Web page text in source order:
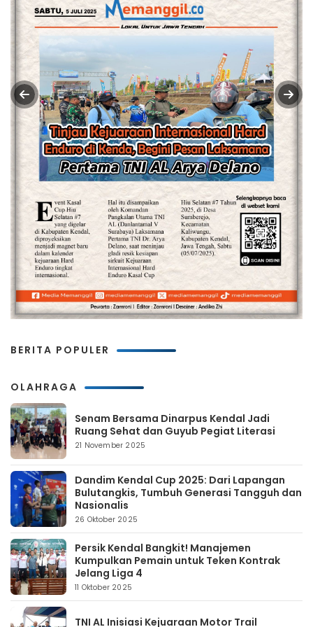
BERITA POPULER
OLAHRAGA
Senam Bersama Dinarpus Kendal Jadi
Ruang Sehat dan Guyub Pegiat Literasi
21 November 2025
Dandim Kendal Cup 2025: Dari Lapangan
Bulutangkis, Tumbuh Generasi Tangguh dan
Nasionalis
26 Oktober 2025
Persik Kendal Bangkit! Manajemen
Kumpulkan Pemain untuk Teken Kontrak
Jelang Liga 4
11 Oktober 2025
TNI AL Inisiasi Kejuaraan Motor Trail